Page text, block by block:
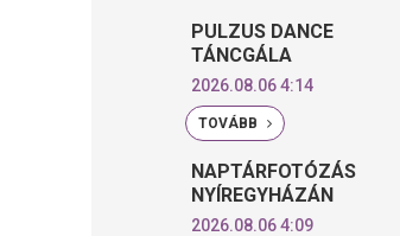
PULZUS DANCE
TÁNCGÁLA
2026.08.06 4:14
TOVÁBB
NAPTÁRFOTÓZÁS
NYÍREGYHÁZÁN
2026.08.06 4:09